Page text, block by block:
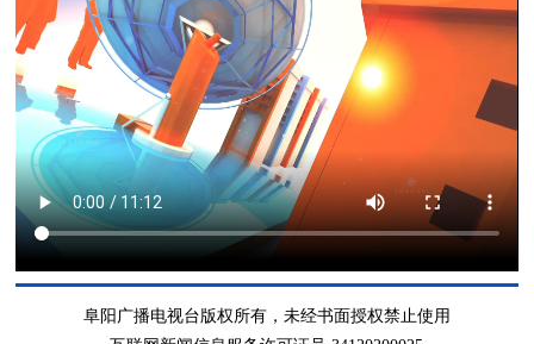
阜阳广播电视台版权所有，未经书面授权禁止使用